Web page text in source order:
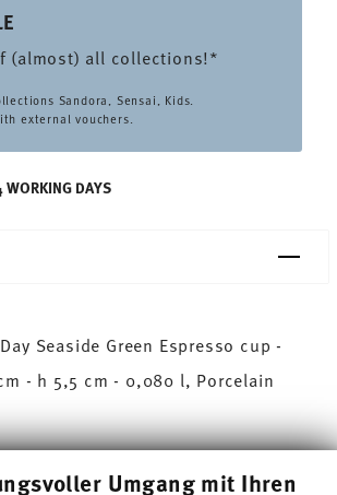
Umgang mit Ihren
(almost) all collections!*
Sandora, Sensai, Kids.
external vouchers.
WORKING DAYS
Seaside Green Espresso cup -
- h 5,5 cm - 0,080 l, Porcelain